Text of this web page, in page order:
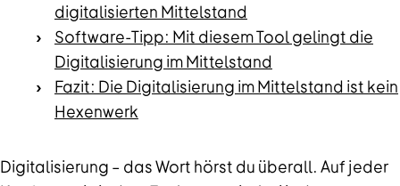
digitalisierten Mittelstand
Software-Tipp: Mit diesem Tool gelingt die
Digitalisierung im Mittelstand
Fazit: Die Digitalisierung im Mittelstand ist kein
Hexenwerk
Digitalisierung – das Wort hörst du überall. Auf jeder